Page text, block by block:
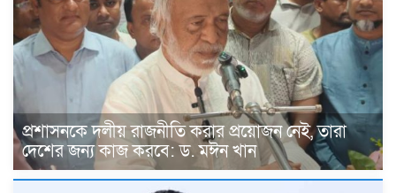
প্রশাসনকে দলীয় রাজনীতি করার প্রয়োজন নেই, তারা
দেশের জন্য কাজ করবে: ড. মঈন খান